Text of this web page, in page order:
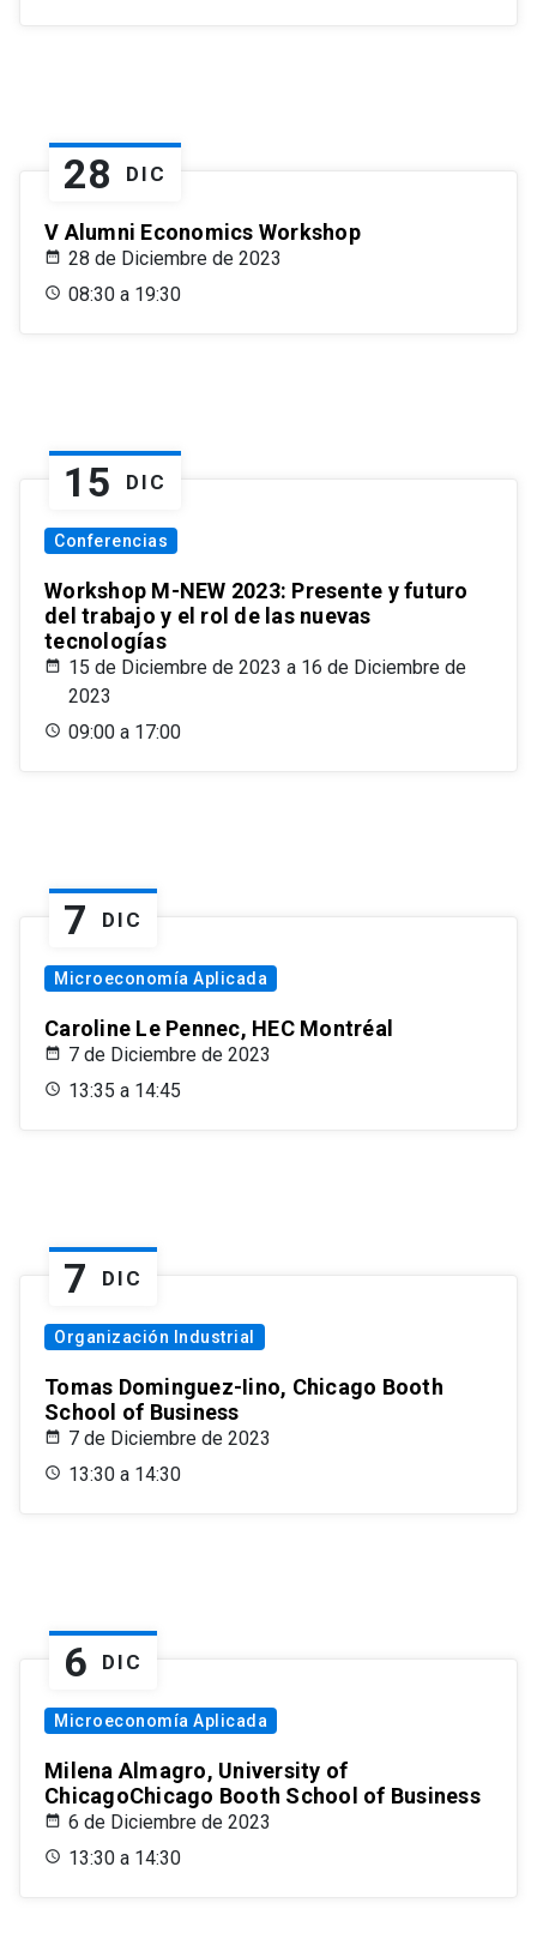
28 DIC
V Alumni Economics Workshop
28 de Diciembre de 2023
08:30 a 19:30
15 DIC
Conferencias
Workshop M-NEW 2023: Presente y futuro
del trabajo y el rol de las nuevas
tecnologías
15 de Diciembre de 2023 a 16 de Diciembre de
2023
09:00 a 17:00
7 DIC
Microeconomía Aplicada
Caroline Le Pennec, HEC Montréal
7 de Diciembre de 2023
13:35 a 14:45
7 DIC
Organización Industrial
Tomas Dominguez-Iino, Chicago Booth
School of Business
7 de Diciembre de 2023
13:30 a 14:30
6 DIC
Microeconomía Aplicada
Milena Almagro, University of
ChicagoChicago Booth School of Business
6 de Diciembre de 2023
13:30 a 14:30